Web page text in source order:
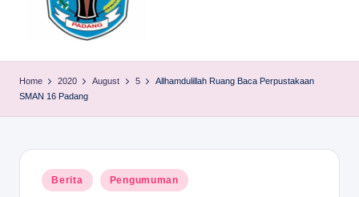
M
A
Home 2020 August 5
Allhamdulillah Ruang Baca Perpustakaan
SMAN 16 Padang
Posted
in
Berita Pengumuman